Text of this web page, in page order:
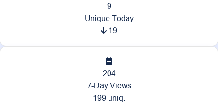
9
Unique Today
19
204
7-Day Views
199 uniq.